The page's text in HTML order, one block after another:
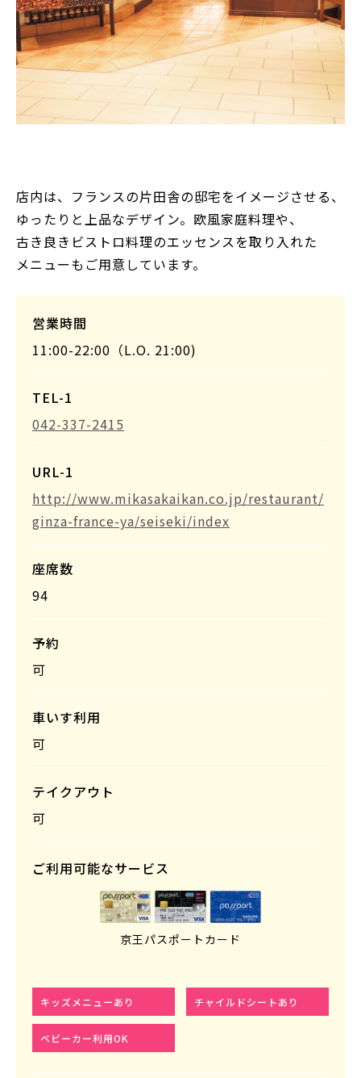
店内は、フランスの片田舎の邸宅をイメージさせる、
ゆったりと上品なデザイン。欧風家庭料理や、
古き良きビストロ料理のエッセンスを取り入れた
メニューもご用意しています。
営業時間
11:00-22:00（L.O. 21:00)
TEL-1
042-337-2415
URL-1
http://www.mikasakaikan.co.jp/restaurant/
ginza-france-ya/seiseki/index
座席数
94
予約
可
車いす利用
可
テイクアウト
可
ご利用可能なサービス
京王パスポートカード
キッズメニューあり チャイルドシートあり
ベビーカー利用OK